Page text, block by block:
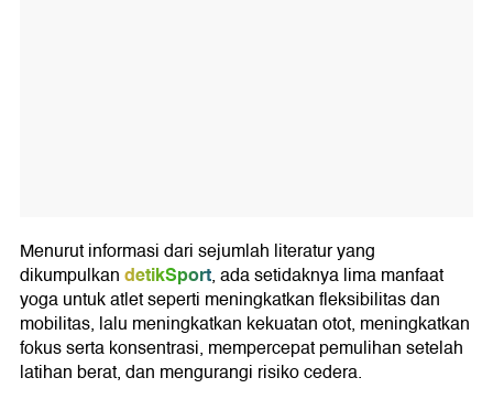
Menurut informasi dari sejumlah literatur yang
dikumpulkandetikSport, ada setidaknya lima manfaat
yoga untuk atlet seperti meningkatkan fleksibilitas dan
mobilitas, lalu meningkatkan kekuatan otot, meningkatkan
fokus serta konsentrasi, mempercepat pemulihan setelah
latihan berat, dan mengurangi risiko cedera.